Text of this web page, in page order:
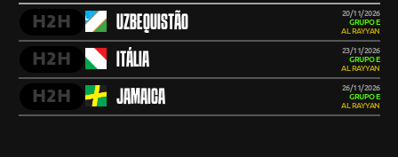
H2H UZBEQUISTÃO
20/11/2026
GRUPO E
AL RAYYAN
H2H ITÁLIA
23/11/2026
GRUPO E
AL RAYYAN
H2H JAMAICA
26/11/2026
GRUPO E
AL RAYYAN